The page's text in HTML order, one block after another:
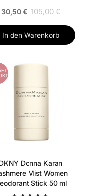
30,50 € 105,00 €
In den Warenkorb
DKNY Donna Karan
Mist Women
Stick 50 ml